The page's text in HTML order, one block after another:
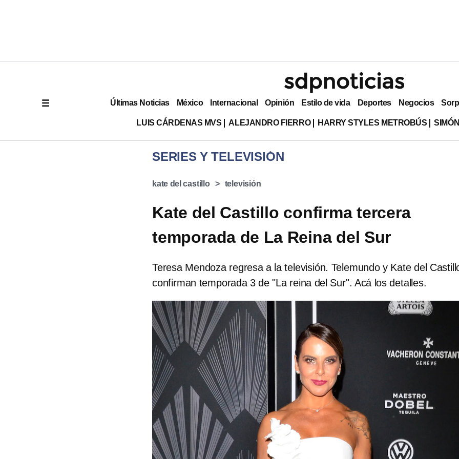
Últimas Noticias México Internacional Opinión Estilo de vida Deportes Negocios
LUIS CÁRDENAS MVS ALEJANDRO FIERRO HARRY STYLES METROBÚS
SERIES Y TELEVISIÓN
kate del castillo televisión
Kate del Castillo confirma tercera
temporada de La Reina del Sur
Teresa Mendoza regresa a la televisión. Telemundo y Kate del
confirman temporada 3 de "La reina del Sur". Acá los detalles.